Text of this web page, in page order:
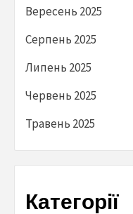
Вересень 2025
Серпень 2025
Липень 2025
Червень 2025
Травень 2025
Категорії